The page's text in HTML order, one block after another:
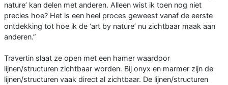
nature’ kan delen met anderen. Alleen wist ik toen nog niet
precies hoe? Het is een heel proces geweest vanaf de eerste
ontdekking tot hoe ik de ‘art by nature’ nu zichtbaar maak aan
anderen.”
Travertin slaat ze open met een hamer waardoor
lijnen/structuren zichtbaar worden. Bij onyx en marmer zijn de
lijnen/structuren vaak direct al zichtbaar. De lijnen/structuren